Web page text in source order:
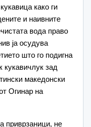
како ги
и наивните
вода право
ја осудува
што го подигна
кукавичлук зад
македонски
Огинар на
приврзаници, не